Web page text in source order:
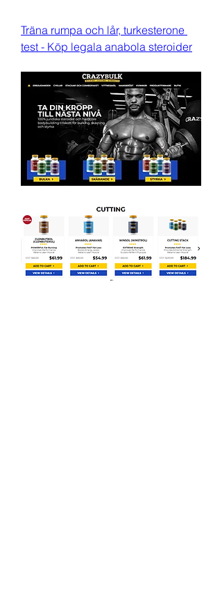
Träna rumpa och lår, turkesterone
test - Köp legala anabola steroider